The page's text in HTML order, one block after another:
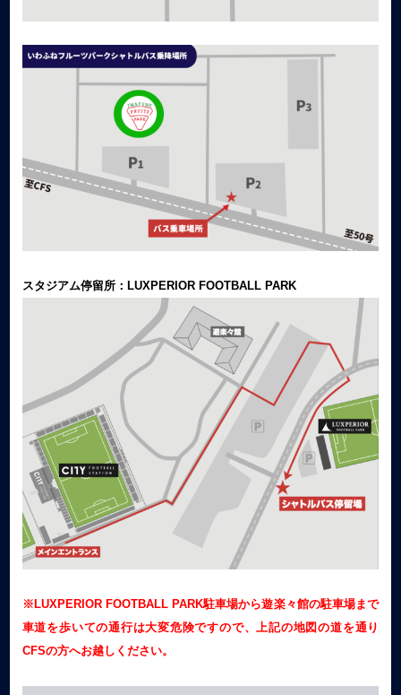
スタジアム停留所：LUXPERIOR FOOTBALL PARK
※LUXPERIOR FOOTBALL PARK駐車場から遊楽々館の駐車場まで
車道を歩いての通行は大変危険ですので、上記の地図の道を通り
CFSの方へお越しください。